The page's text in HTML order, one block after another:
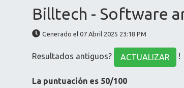
Billtech - Software
Generado el 07 Abril 2025 23:18 PM
Resultados antiguos? ACTUALIZAR !
La puntuación es 50/100